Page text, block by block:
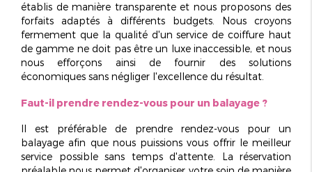
établis de manière transparente et nous proposons des
forfaits adaptés à différents budgets. Nous croyons
fermement que la qualité d'un service de coiffure haut
de gamme ne doit pas être un luxe inaccessible, et nous
nous efforçons ainsi de fournir des solutions
économiques sans négliger l'excellence du résultat.
Faut-il prendre rendez-vous pour un balayage ?
Il est préférable de prendre rendez-vous pour un
balayage afin que nous puissions vous offrir le meilleur
service possible sans temps d'attente. La réservation